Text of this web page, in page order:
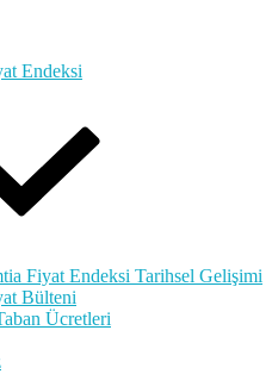
Endeksi
Fiyat Endeksi Tarihsel Gelişimi
Bülteni
Ücretleri